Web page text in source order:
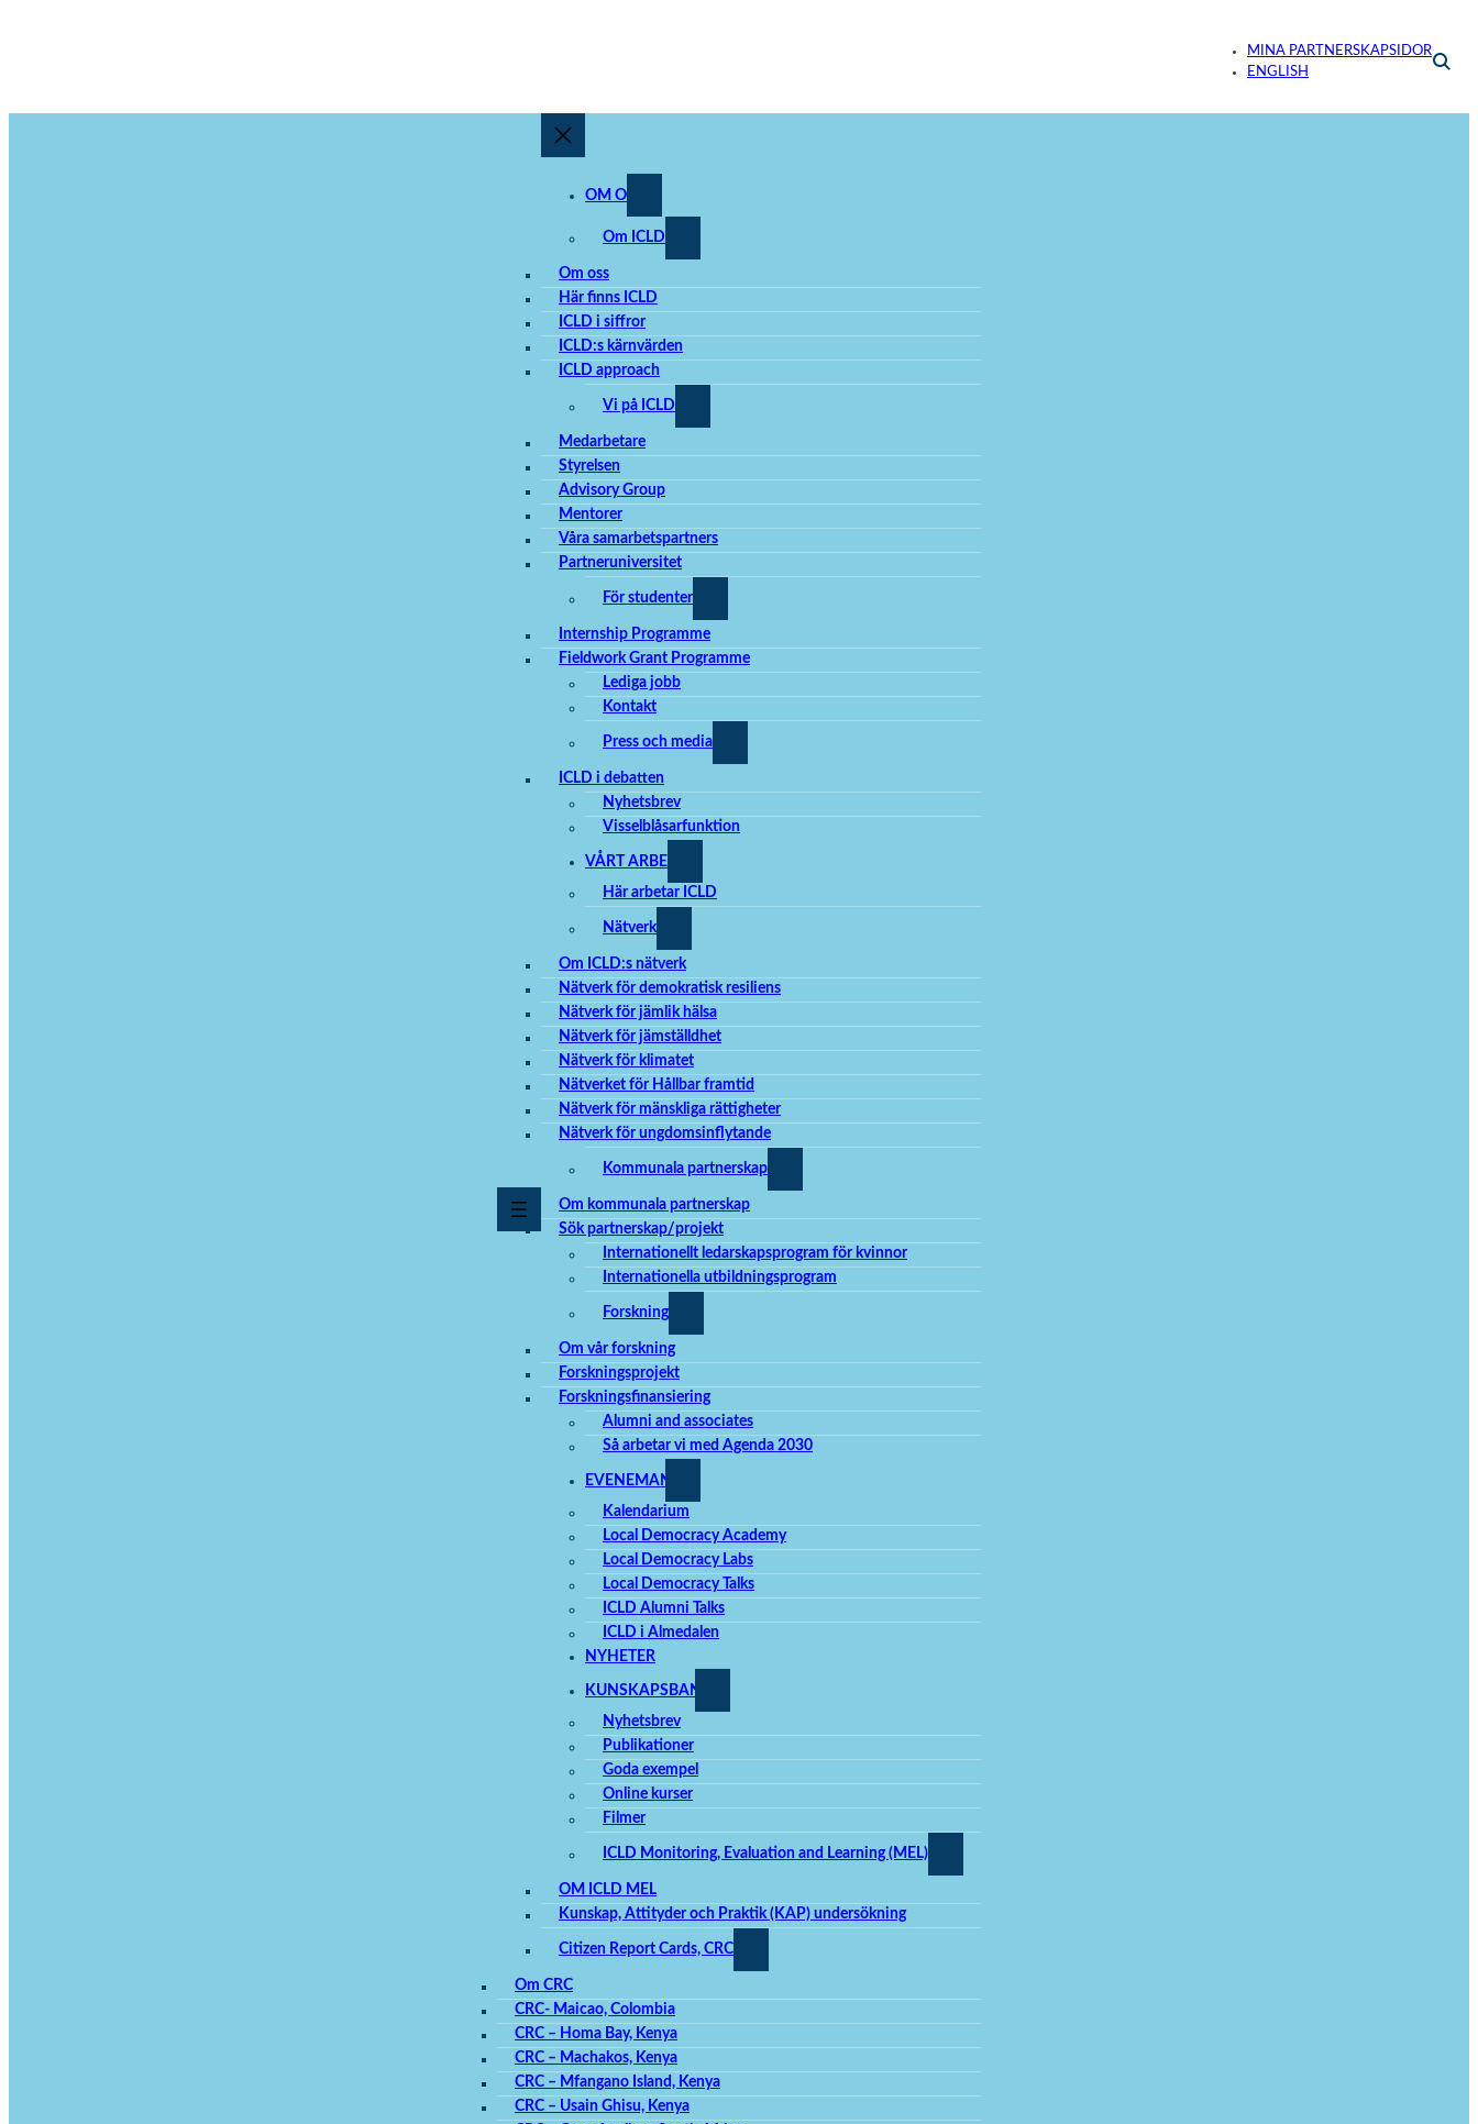
MINA PARTNERSKAPSIDOR
ENGLISH
OM OSS
Om ICLD
Om oss
Här finns ICLD
ICLD i siffror
ICLD:s kärnvärden
ICLD approach
Vi på ICLD
Medarbetare
Styrelsen
Advisory Group
Mentorer
Våra samarbetspartners
Partneruniversitet
För studenter
Internship Programme
Fieldwork Grant Programme
Lediga jobb
Kontakt
Press och media
ICLD i debatten
Nyhetsbrev
Visselblåsarfunktion
VÅRT ARBETE
Här arbetar ICLD
Nätverk
Om ICLD:s nätverk
Nätverk för demokratisk resiliens
Nätverk för jämlik hälsa
Nätverk för jämställdhet
Nätverk för klimatet
Nätverket för Hållbar framtid
Nätverk för mänskliga rättigheter
Nätverk för ungdomsinflytande
Kommunala partnerskap
Om kommunala partnerskap
Sök partnerskap/projekt
Internationellt ledarskapsprogram för kvinnor
Internationella utbildningsprogram
Forskning
Om vår forskning
Forskningsprojekt
Forskningsfinansiering
Alumni and associates
Så arbetar vi med Agenda 2030
EVENEMANG
Kalendarium
Local Democracy Academy
Local Democracy Labs
Local Democracy Talks
ICLD Alumni Talks
ICLD i Almedalen
NYHETER
KUNSKAPSBANK
Nyhetsbrev
Publikationer
Goda exempel
Online kurser
Filmer
ICLD Monitoring, Evaluation and Learning (MEL)
OM ICLD MEL
Kunskap, Attityder och Praktik (KAP) undersökning
Citizen Report Cards, CRC
Om CRC
CRC- Maicao, Colombia
CRC – Homa Bay, Kenya
CRC – Machakos, Kenya
CRC – Mfangano Island, Kenya
CRC – Usain Ghisu, Kenya